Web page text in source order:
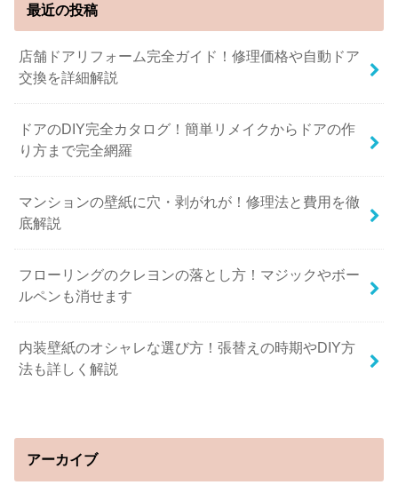
最近の投稿
店舗ドアリフォーム完全ガイド！修理価格や自動ドア
交換を詳細解説
ドアのDIY完全カタログ！簡単リメイクからドアの作
り方まで完全網羅
マンションの壁紙に穴・剥がれが！修理法と費用を徹
底解説
フローリングのクレヨンの落とし方！マジックやボー
ルペンも消せます
内装壁紙のオシャレな選び方！張替えの時期やDIY方
法も詳しく解説
アーカイブ